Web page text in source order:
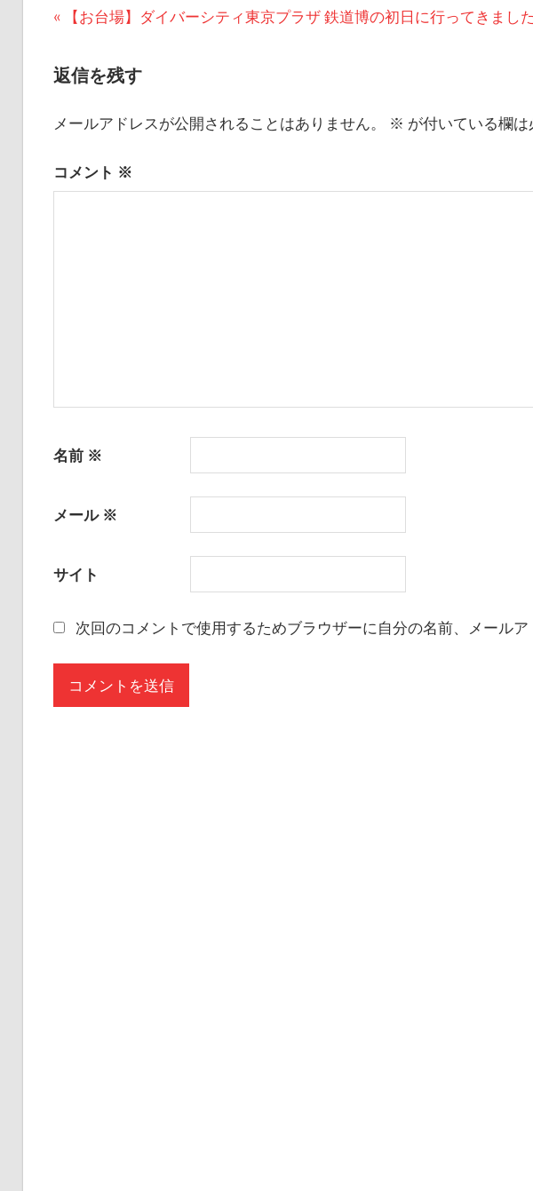
投
ナ
ビ
ー
前
記
【お台場】ダイバーシティ東京プラザ 鉄道博の初日に行ってきまし
返信を残す
メールアドレスが公開されることはありません。 ※ が付いている欄
コメント ※
名前 ※
メール ※
サイト
次回のコメントで使用するためブラウザーに自分の名前、メールア